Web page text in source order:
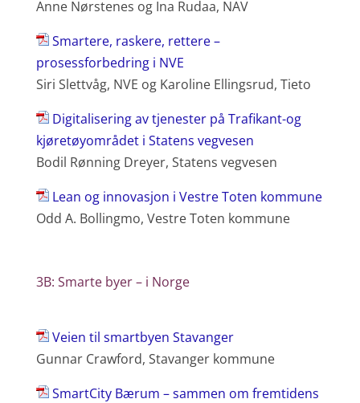
Anne Nørstenes og Ina Rudaa, NAV
Smartere, raskere, rettere –
prosessforbedring i NVE
Siri Slettvåg, NVE og Karoline Ellingsrud, Tieto
Digitalisering av tjenester på Trafikant-og
kjøretøyområdet i Statens vegvesen
Bodil Rønning Dreyer, Statens vegvesen
Lean og innovasjon i Vestre Toten kommune
Odd A. Bollingmo, Vestre Toten kommune
3B: Smarte byer – i Norge
Veien til smartbyen Stavanger
Gunnar Crawford, Stavanger kommune
SmartCity Bærum – sammen om fremtidens